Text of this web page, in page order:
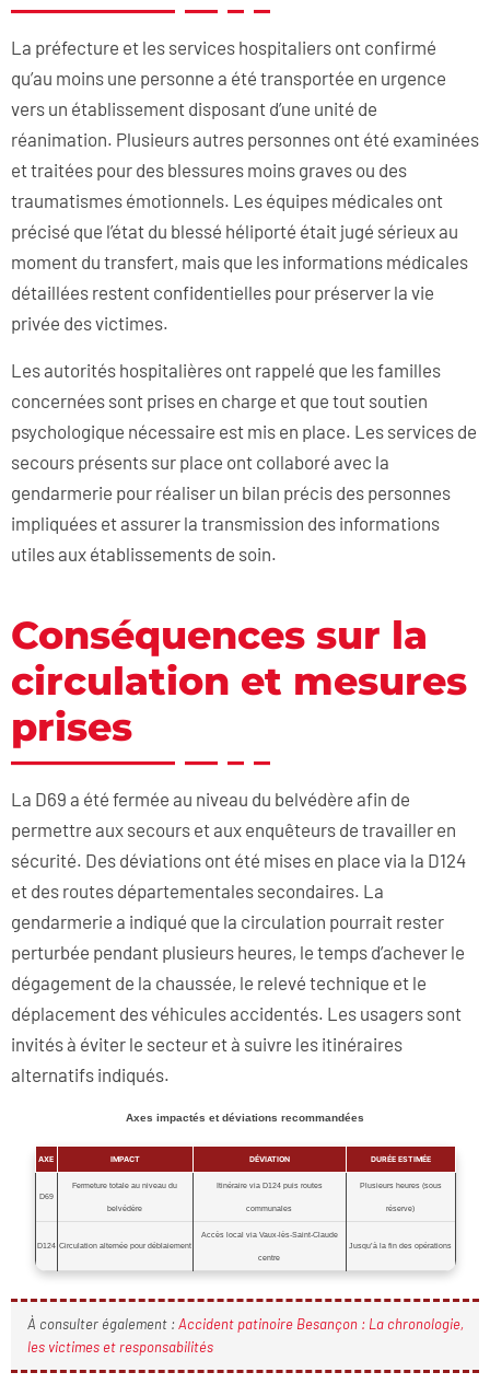
La préfecture et les services hospitaliers ont confirmé
qu’au moins une personne a été transportée en urgence
vers un établissement disposant d’une unité de
réanimation. Plusieurs autres personnes ont été examinées
et traitées pour des blessures moins graves ou des
traumatismes émotionnels. Les équipes médicales ont
précisé que l’état du blessé héliporté était jugé sérieux au
moment du transfert, mais que les informations médicales
détaillées restent confidentielles pour préserver la vie
privée des victimes.
Les autorités hospitalières ont rappelé que les familles
concernées sont prises en charge et que tout soutien
psychologique nécessaire est mis en place. Les services de
secours présents sur place ont collaboré avec la
gendarmerie pour réaliser un bilan précis des personnes
impliquées et assurer la transmission des informations
utiles aux établissements de soin.
Conséquences sur la
circulation et mesures
prises
La D69 a été fermée au niveau du belvédère afin de
permettre aux secours et aux enquêteurs de travailler en
sécurité. Des déviations ont été mises en place via la D124
et des routes départementales secondaires. La
gendarmerie a indiqué que la circulation pourrait rester
perturbée pendant plusieurs heures, le temps d’achever le
dégagement de la chaussée, le relevé technique et le
déplacement des véhicules accidentés. Les usagers sont
invités à éviter le secteur et à suivre les itinéraires
alternatifs indiqués.
Axes impactés et déviations recommandées
AXE IMPACT DÉVIATION DURÉE ESTIMÉE
D69
Fermeture totale au niveau du
belvédère
Itinéraire via D124 puis routes
communales
Plusieurs heures (sous
réserve)
D124 Circulation alternée pour déblaiement
Accès local via Vaux‑lès‑Saint‑Claude
centre
Jusqu’à la fin des opérations
À consulter également : Accident patinoire Besançon : La chronologie,
les victimes et responsabilités